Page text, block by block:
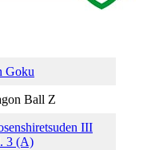
Goku
Ball Z
III
3 (A)